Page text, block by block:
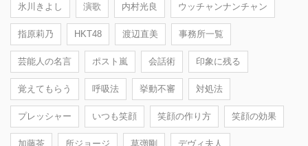
氷川きよし 演歌 内村光良 ウッチャンナンチャン
指原莉乃 HKT48 渡辺直美 事務所一覧
芸能人の名言 ポスト嵐 会話術 印象に残る
覚えてもらう 呼吸法 挙動不審 対処法
プレッシャー いつも笑顔 笑顔の作り方 笑顔の効果
加藤茶 所ジョージ 草彅剛 デヴィ夫人